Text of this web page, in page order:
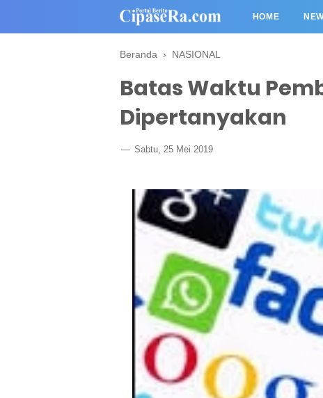
HOME
Beranda › NASIONAL
Batas Waktu
Dipertanyakan
Sabtu, 25 Mei 2019